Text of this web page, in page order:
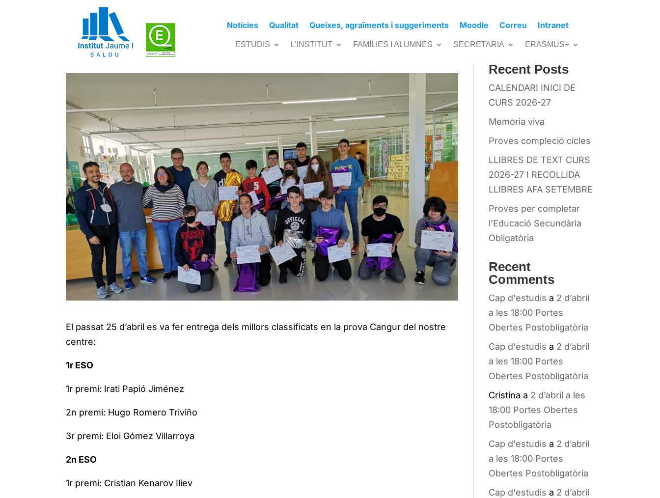
ESTUDIS L’INSTITUT FAMÍLIES I ALUMNES SECRETARIA ERASMUS+
Notícies Qualitat Queixes, agraïments i suggeriments Moodle Correu Intranet
Entrega premis proves Cangur
Cap d'estudis 6maig, 2022|
El passat 25 d’abril es va fer entrega dels millors classificats en la prova Cangur del nostre
centre:
1r ESO
1r premi: Irati Papió Jiménez
2n premi: Hugo Romero Triviño
3r premi: Eloi Gómez Villarroya
2n ESO
1r premi: Cristian Kenarov Iliev
Recent Posts
CALENDARI INICI DE
CURS 2026-27
Memòria viva
Proves compleció cicles
LLIBRES DE TEXT CURS
2026-27 I RECOLLIDA
LLIBRES AFA SETEMBRE
Proves per completar
l’Educació Secundària
Obligatòria
Recent
Comments
Cap d'estudis a 2 d’abril
a les 18:00 Portes
Obertes Postobligatòria
Cap d'estudis a 2 d’abril
a les 18:00 Portes
Obertes Postobligatòria
Cristina a 2 d’abril a les
18:00 Portes Obertes
Postobligatòria
Cap d'estudis a 2 d’abril
a les 18:00 Portes
Obertes Postobligatòria
Cap d'estudis a 2 d’abril